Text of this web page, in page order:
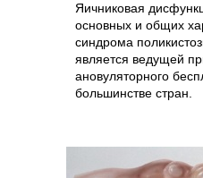
Яичниковая
основных и общих
синдрома
является ведущей
ановуляторного
большинстве стран.